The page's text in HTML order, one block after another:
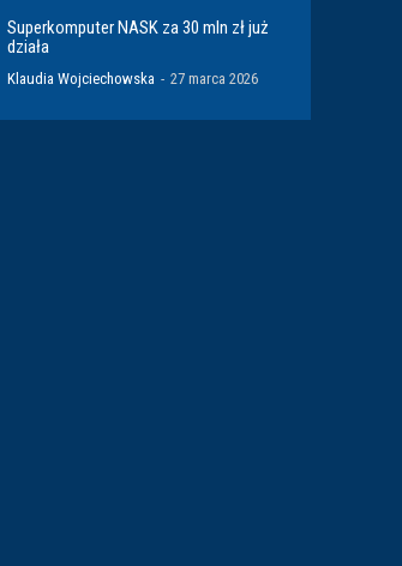
Superkomputer NASK za 30 mln zł już
działa
Klaudia Wojciechowska - 27 marca 2026